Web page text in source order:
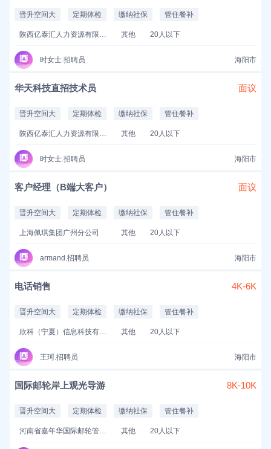
晋升空间大 定期体检 缴纳社保 管住餐补
陕西亿泰汇人力资源有限公司 其他 20人以下
时女士.招聘员 海阳市
华天科技直招技术员 面议
晋升空间大 定期体检 缴纳社保 管住餐补
陕西亿泰汇人力资源有限公司 其他 20人以下
时女士.招聘员 海阳市
客户经理（B端大客户） 面议
晋升空间大 定期体检 缴纳社保 管住餐补
上海佩琪集团广州分公司 其他 20人以下
armand.招聘员 海阳市
电话销售 4K-6K
晋升空间大 定期体检 缴纳社保 管住餐补
欣科（宁夏）信息科技有限公司 其他 20人以下
王珂.招聘员 海阳市
国际邮轮岸上观光导游 8K-10K
晋升空间大 定期体检 缴纳社保 管住餐补
河南省嘉年华国际邮轮管理服务有限公司 其他 20人以下